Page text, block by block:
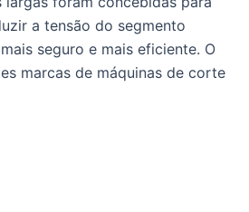
a tensão do segmento
seguro e mais eficiente. O
marcas de máquinas de corte